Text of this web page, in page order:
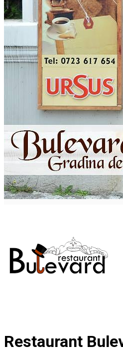
Restaurant